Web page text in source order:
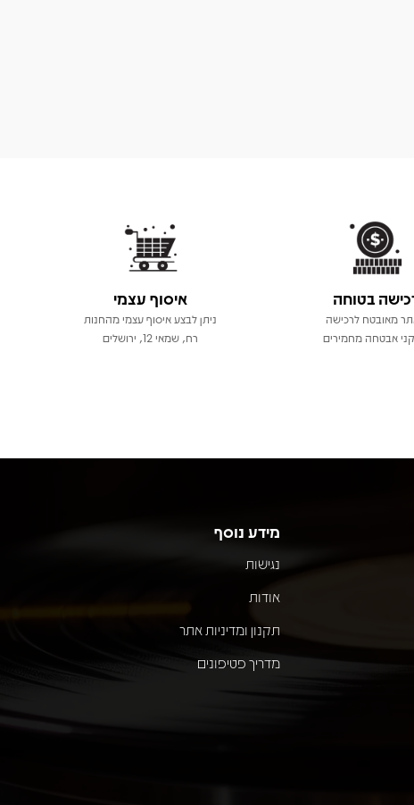
בטוחה
מאובטח לרכישה
אבטחה מחמירים
איסוף עצמי
ניתן לבצע איסוף עצמי מהחנות
רח, שמאי 12, ירושלים
מידע נוסף
נגישות
אודות
תקנון ומדיניות אתר
מדריך פטיפונים